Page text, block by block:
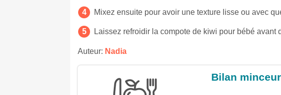
Mixez ensuite pour avoir une texture lisse ou avec
Laissez refroidir la compote de kiwi pour bébé avant
Auteur: Nadia
Bilan